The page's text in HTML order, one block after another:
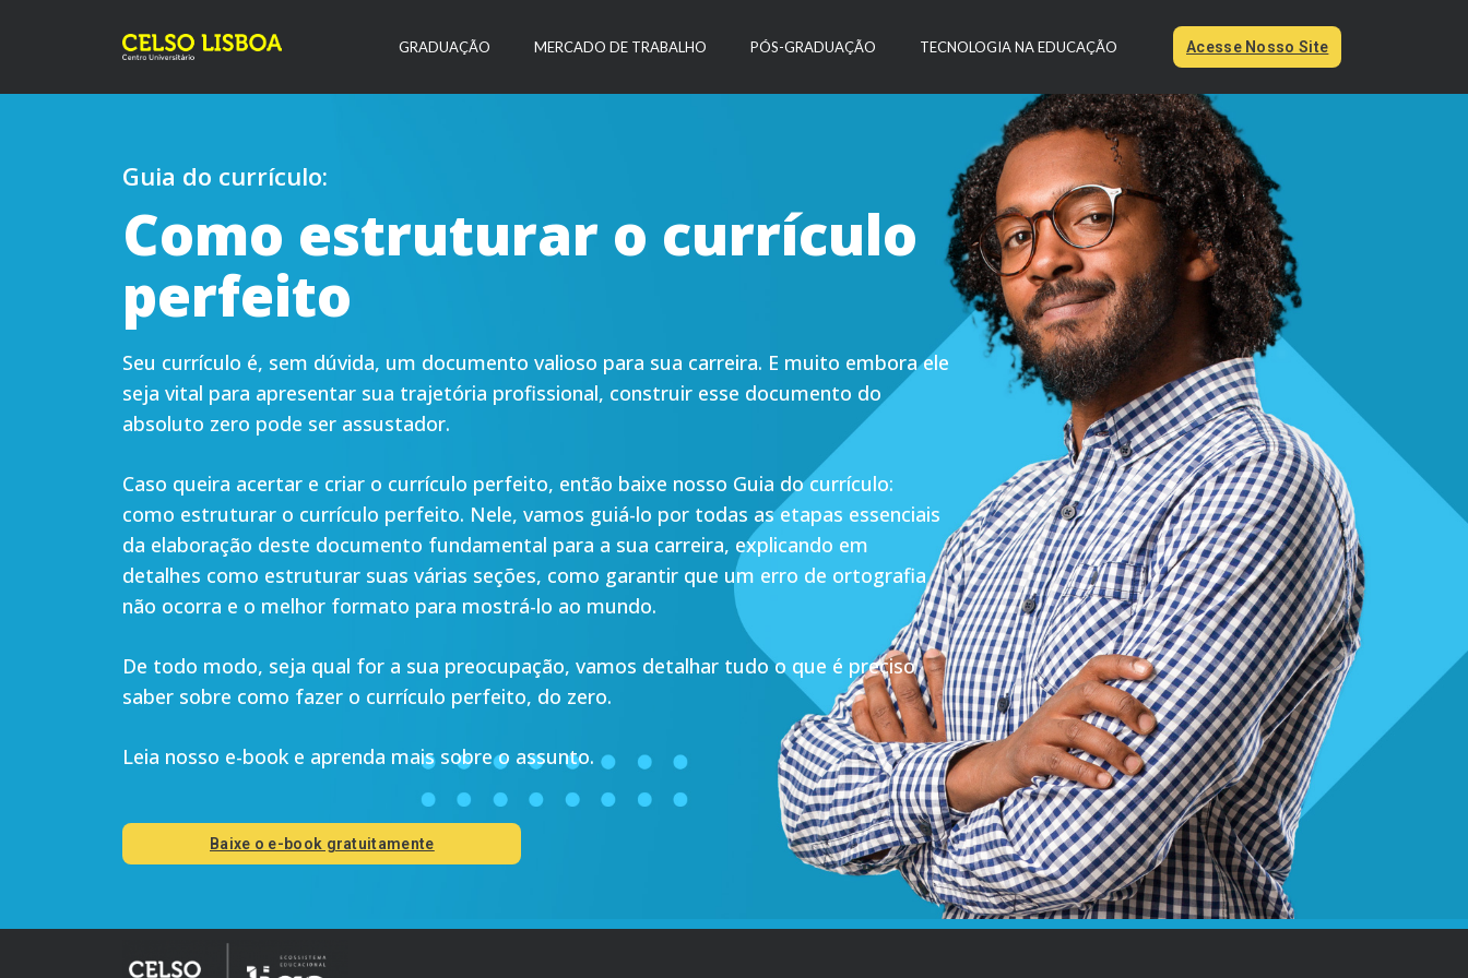
GRADUAÇÃO MERCADO DE TRABALHO PÓS-GRADUAÇÃO TECNOLOGIA NA EDUCAÇÃO Acesse Nosso Site
Guia do currículo:
Como estruturar o currículo
perfeito
Seu currículo é, sem dúvida, um documento valioso para sua carreira. E muito embora ele
seja vital para apresentar sua trajetória profissional, construir esse documento do
absoluto zero pode ser assustador.
Caso queira acertar e criar o currículo perfeito, então baixe nosso Guia do currículo:
como estruturar o currículo perfeito. Nele, vamos guiá-lo por todas as etapas essenciais
da elaboração deste documento fundamental para a sua carreira, explicando em
detalhes como estruturar suas várias seções, como garantir que um erro de ortografia
não ocorra e o melhor formato para mostrá-lo ao mundo.
De todo modo, seja qual for a sua preocupação, vamos detalhar tudo o que é preciso
saber sobre como fazer o currículo perfeito, do zero.
Leia nosso e-book e aprenda mais sobre o assunto.
Baixe o e-book gratuitamente